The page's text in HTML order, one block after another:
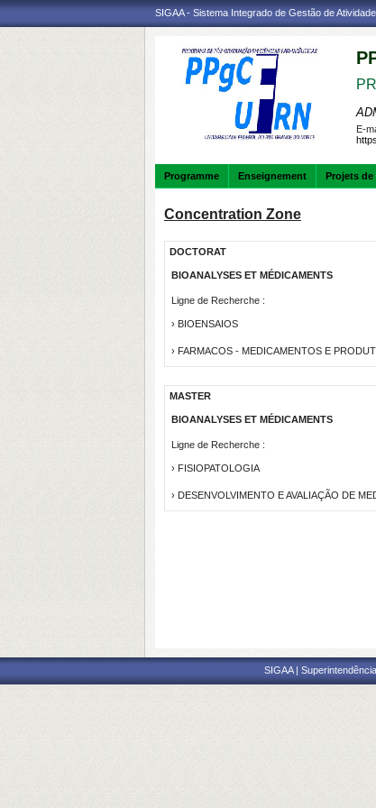
SIGAA - Sistema Integrado de Gestão de
E-
Programme Enseignement Projets de
Concentration Zone
DOCTORAT
BIOANALYSES ET MÉDICAMENTS
Ligne de Recherche :
› BIOENSAIOS
› FARMACOS - MEDICAMENTOS E
MASTER
BIOANALYSES ET MÉDICAMENTS
Ligne de Recherche :
› FISIOPATOLOGIA
› DESENVOLVIMENTO E AVALIAÇÃO DE
SIGAA |